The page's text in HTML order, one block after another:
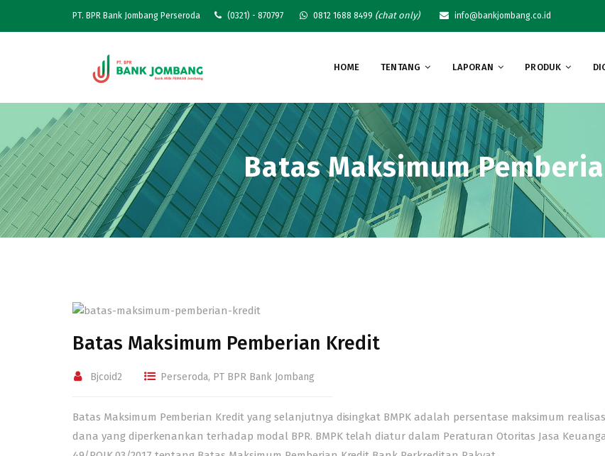
PT. BPR Bank Jombang Perseroda (0321) - 870797 0812 1688 8499 (chat only) info@bankjombang.co.id
HOME TENTANG LAPORAN PRODUK
Batas Maksimum
Batas Maksimum Pemberian Kredit
Bjcoid2 Perseroda, PT BPR Bank Jombang
Batas Maksimum Pemberian Kredit yang selanjutnya disingkat BMPK adalah persentase maksimum
dana yang diperkenankan terhadap modal BPR. BMPK telah diatur dalam Peraturan Otoritas Jasa